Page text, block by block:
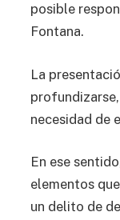
posible
Fontana.
La
necesidad de
En ese
elementos
un delito de